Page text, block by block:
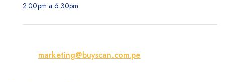
2:00pm a 6:30pm.
marketing@buyscan.com.pe